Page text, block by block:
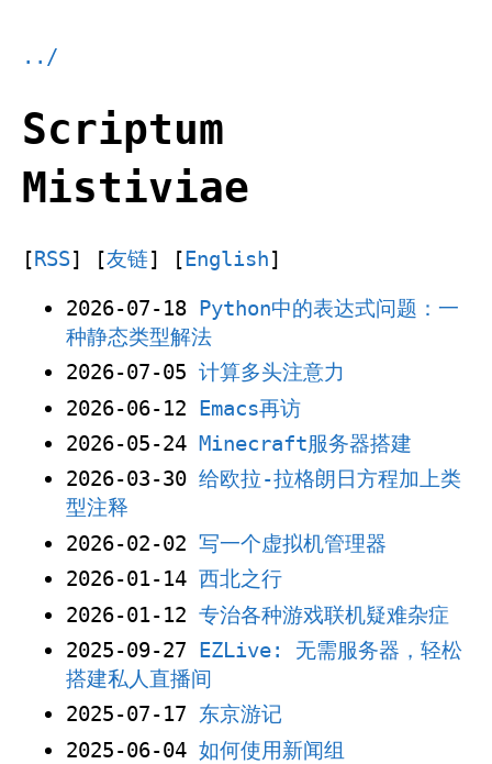
../
Scriptum
Mistiviae
[RSS] [友链] [English]
2026-07-18 Python中的表达式问题：一
种静态类型解法
2026-07-05 计算多头注意力
2026-06-12 Emacs再访
2026-05-24 Minecraft服务器搭建
2026-03-30 给欧拉-拉格朗日方程加上类
型注释
2026-02-02 写一个虚拟机管理器
2026-01-14 西北之行
2026-01-12 专治各种游戏联机疑难杂症
2025-09-27 EZLive: 无需服务器，轻松
搭建私人直播间
2025-07-17 东京游记
2025-06-04 如何使用新闻组